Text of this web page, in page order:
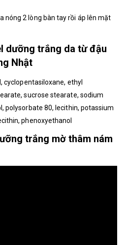
nóng 2 lòng bàn tay rồi áp lên mặt
dưỡng trắng da từ đậu
Nhật
cyclopentasiloxane, ethyl
sucrose stearate, sodium
polysorbate 80, lecithin, potassium
phenoxyethanol
trắng mờ thâm nám